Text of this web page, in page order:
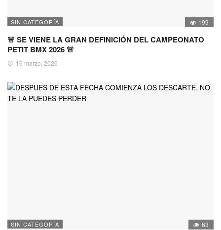
SIN CATEGORÍA 199
🚨 SE VIENE LA GRAN DEFINICIÓN DEL CAMPEONATO
PETIT BMX 2026 🚨
16 marzo, 2026
SIN CATEGORÍA 63